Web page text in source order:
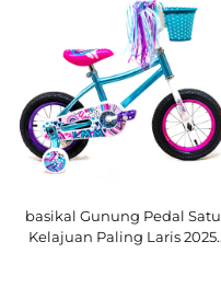
Gear Kelajuan Tunggal
basikal Gunung Pedal Satu
Kelajuan Paling Laris 2025